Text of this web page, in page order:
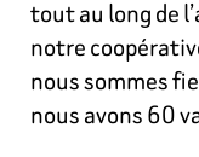
tout au long de
notre
nous sommes
nous avons 60